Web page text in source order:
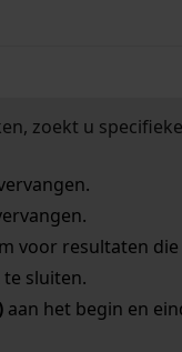
zoekt u
voor resultaten die
sluiten.
aan het begin en